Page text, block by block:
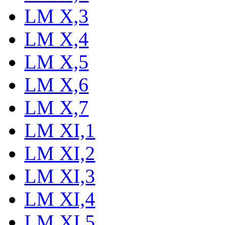
LM X,3
LM X,4
LM X,5
LM X,6
LM X,7
LM XI,1
LM XI,2
LM XI,3
LM XI,4